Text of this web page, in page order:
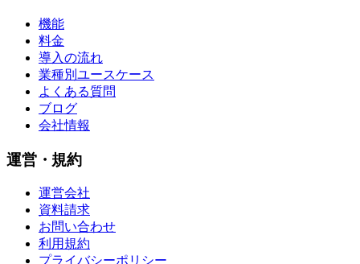
機能
料金
導入の流れ
業種別ユースケース
よくある質問
ブログ
会社情報
運営・規約
運営会社
資料請求
お問い合わせ
利用規約
プライバシーポリシー